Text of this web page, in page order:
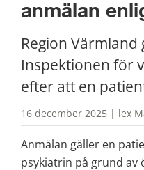
anmälan
Region
Inspektionen för
efter att en
16 december 2025 | lex
Anmälan gäller en
psykiatrin på grund av